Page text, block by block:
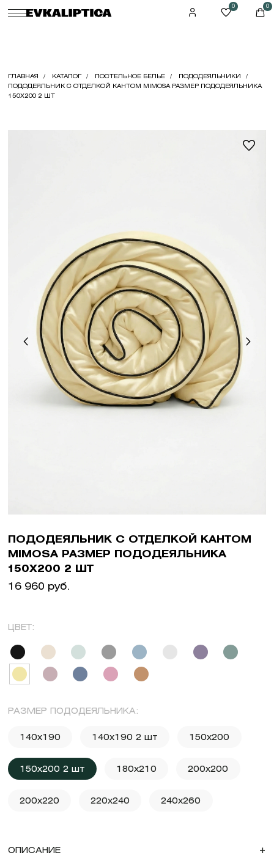
0 0
ГЛАВНАЯ КАТАЛОГ ПОСТЕЛЬНОЕ БЕЛЬЕ
ПОДОДЕЯЛЬНИКИ
ПОДОДЕЯЛЬНИК С ОТДЕЛКОЙ КАНТОМ MIMOSA РАЗМЕР ПОДОДЕЯЛЬНИКА
150X200 2 ШТ
ПОДОДЕЯЛЬНИК С ОТДЕЛКОЙ КАНТОМ
MIMOSA РАЗМЕР ПОДОДЕЯЛЬНИКА
150X200 2 ШТ
16 960 руб.
ЦВЕТ:
РАЗМЕР ПОДОДЕЯЛЬНИКА:
140x190 140x190 2 шт 150x200
150x200 2 шт 180x210 200x200
200x220 220x240 240x260
ОПИСАНИЕ +